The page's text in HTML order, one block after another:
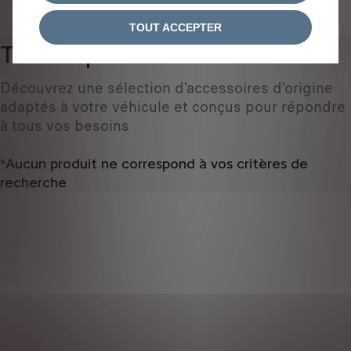
Tous les produits
Découvrez une sélection d'accessoires d'origine
adaptés à votre véhicule et conçus pour répondre
à tous vos besoins
*Aucun produit ne correspond à vos critères de
recherche
TOUT ACCEPTER